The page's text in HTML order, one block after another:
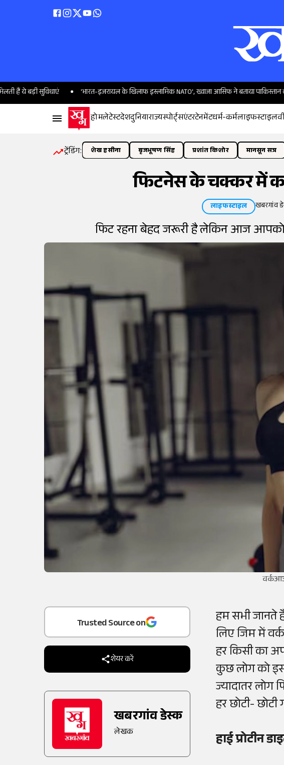
'भारत-इजरायल के खिलाफ इस्लामिक NATO', ख्वाजा आसिफ ने बताया पाकिस्तान का प्लान
होमलेटेस्टदेशदुनियाराज्यस्पोर्ट्सएंटरटेनमेंटधर्म-कर्मलाइफस्टाइल
ट्रेंडिंग: शेख हसीना बृजभूषण सिंह प्रशांत किशोर मानसून सत्र
फिटनेस के चक्कर में
लाइफस्टाइल खबरगांव
फिट रहना बेहद जरूरी है लेकिन आज
Trusted Source on
शेयर करें
खबरगांव डेस्क
लेखक
हम सभी
लिए जिम में
हर किसी का
कुछ लोग को
ज्यादातर
हर छोटी-
हाई प्रोटीन